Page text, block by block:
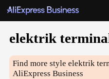
elektrik
Find more styleelektrik
AliExpress Business